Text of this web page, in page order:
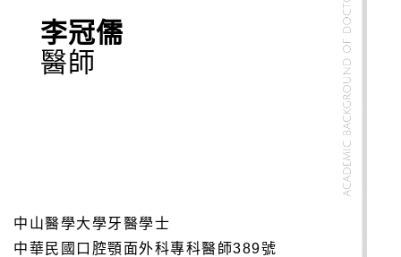
李冠儒
醫師
中山醫學大學牙醫學士
中華民國口腔顎面外科專科醫師389號